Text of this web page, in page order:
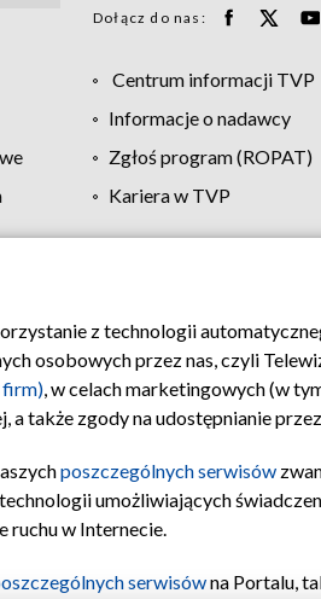
Dołącz do nas:
Centrum informacji TVP
Informacje o nadawcy
Zgłoś program (ROPAT)
Kariera w TVP
prywatności Moje zgody
z technologii
osobowych przez nas, czyli
firm), w celach marketingowych (w
także zgody na udostępnianie
poszczególnych serwisów
umożliwiających
ruchu w Internecie.
serwisówna Portalu,